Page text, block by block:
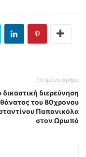
Επόμενο άρθρο
διερεύνηση
του 80χρονου
Παπανικόλα
στον Ωρωπό